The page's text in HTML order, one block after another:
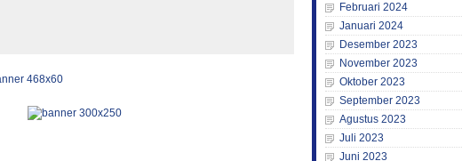
Februari 2024
Januari 2024
Desember 2023
November 2023
Oktober 2023
September 2023
Agustus 2023
Juli 2023
Juni 2023